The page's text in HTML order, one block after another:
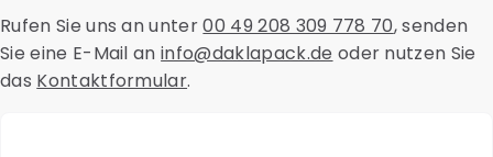
Rufen Sie uns an unter00 49 208 309 778 70, senden
Sie eine E-Mail aninfo@daklapack.de oder nutzen Sie
das Kontaktformular.